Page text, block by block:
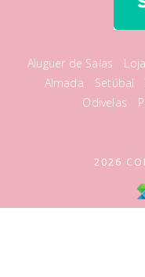
Aluguer de Salas
Almada
Setúbal
Odivelas
2026